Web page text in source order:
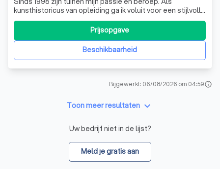
kunsthistoricus van opleiding ga ik voluit voor een stijlvolle
invulling van uw tuin. Zowel renovatie, aanpassingen als
totaal nieuwe tuinen worden in samenspraak en met
technische en esthetische vakbekwaamheid voor u
ontworpen en uitgevoerd. Ontwerp
Beschikbaarheid
Prijsopgave
Bijgewerkt: 06/08/2026 om 04:59info
Toon meer resultaten keyboard_arrow_down
Uw bedrijf niet in de lijst?
Meld je gratis aan